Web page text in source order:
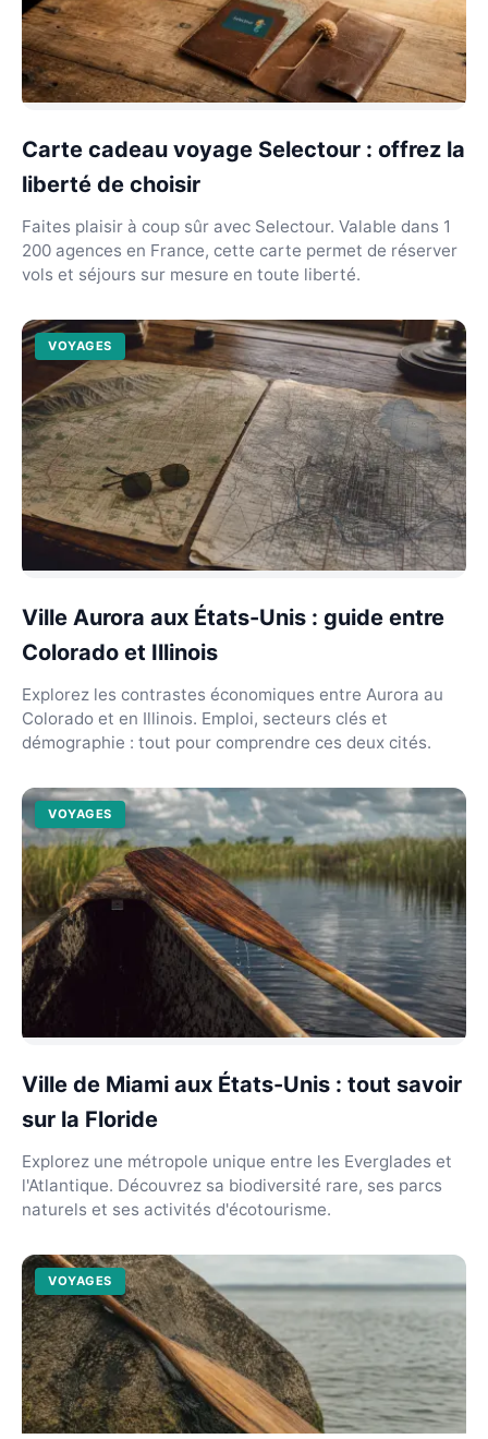
Carte cadeau voyage Selectour : offrez la
liberté de choisir
Faites plaisir à coup sûr avec Selectour. Valable dans 1
200 agences en France, cette carte permet de réserver
vols et séjours sur mesure en toute liberté.
VOYAGES
Ville Aurora aux États-Unis : guide entre
Colorado et Illinois
Explorez les contrastes économiques entre Aurora au
Colorado et en Illinois. Emploi, secteurs clés et
démographie : tout pour comprendre ces deux cités.
VOYAGES
Ville de Miami aux États-Unis : tout savoir
sur la Floride
Explorez une métropole unique entre les Everglades et
l'Atlantique. Découvrez sa biodiversité rare, ses parcs
naturels et ses activités d'écotourisme.
VOYAGES